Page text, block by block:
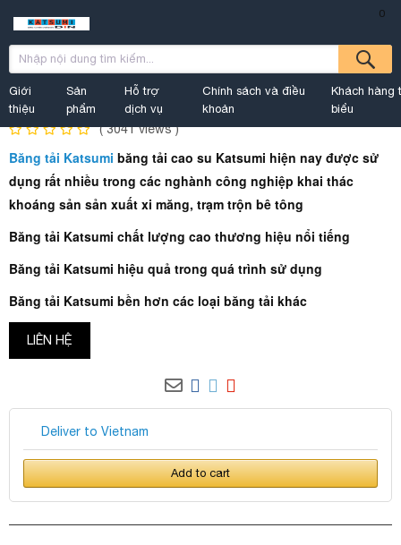
0
Giới
thiệu
Sản
phẩm
Hỗ trợ
dịch vụ
Chính sách và điều
khoản
Khách hàng
biểu
Home SẢN PHẨM
BĂNG TẢI KATSUMI DIN
by SẢN PHẨM Status: Available
(3041views )
Băng tải Katsumi băng tải cao su Katsumi hiện nay được sử
dụng rất nhiều trong các nghành công nghiệp khai thác
khoáng sản sản xuất xi măng, trạm trộn bê tông
Băng tải Katsumi chất lượng cao thương hiệu nổi tiếng
Băng tải Katsumi hiệu quả trong quá trình sử dụng
Băng tải Katsumi bền hơn các loại băng tải khác
LIÊN HỆ
Deliver to Vietnam
Add to cart